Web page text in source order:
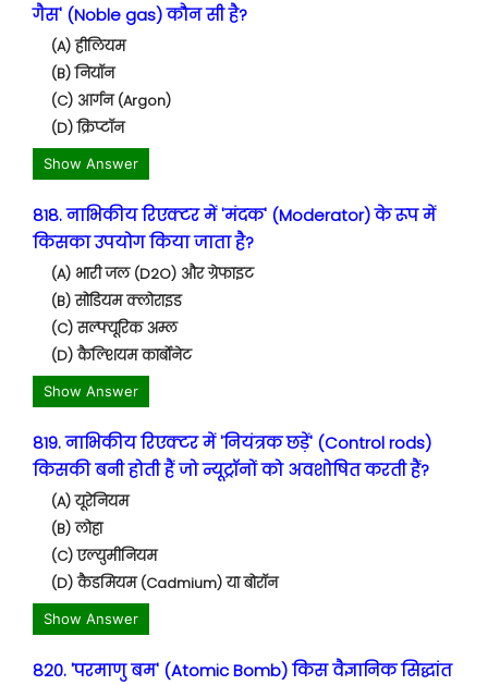
गैस' (Noble gas) कौन सी है?
(A) हीलियम
(B) नियॉन
(C) आर्गन (Argon)
(D) क्रिप्टॉन
Show Answer
818. नाभिकीय रिएक्टर में 'मंदक' (Moderator) के रूप में
किसका उपयोग किया जाता है?
(A) भारी जल (D2O) और ग्रेफाइट
(B) सोडियम क्लोराइड
(C) सल्फ्यूरिक अम्ल
(D) कैल्शियम कार्बोनेट
Show Answer
819. नाभिकीय रिएक्टर में 'नियंत्रक छड़ें' (Control rods)
किसकी बनी होती हैं जो न्यूट्रॉनों को अवशोषित करती हैं?
(A) यूरेनियम
(B) लोहा
(C) एल्युमीनियम
(D) कैडमियम (Cadmium) या बोरॉन
Show Answer
820. 'परमाणु बम' (Atomic Bomb) किस वैज्ञानिक सिद्धांत